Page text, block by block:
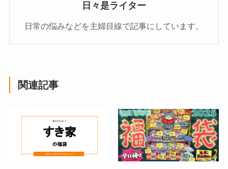
日々是ライター
日常の悩みなどを主婦目線で記事にしています。
関連記事